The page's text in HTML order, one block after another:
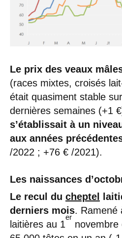
Le prix des veaux
(races mixtes, croisés
était quasiment stable
dernières semaines (+1
s’établissait à un
aux années
/2022 ; +76 € /2021).
Les naissances
Le recul du cheptel
derniers mois. Ramené
laitières au 1
er
novembre